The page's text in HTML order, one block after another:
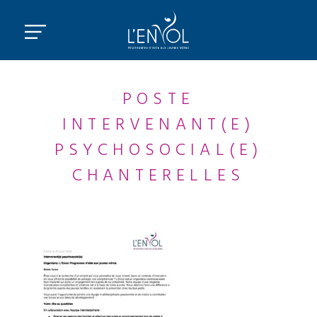
POSTE
INTERVENANT(E)
PSYCHOSOCIAL(E)
CHANTERELLES